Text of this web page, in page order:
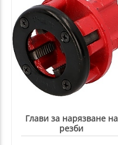
Глави за нарязване на
резби